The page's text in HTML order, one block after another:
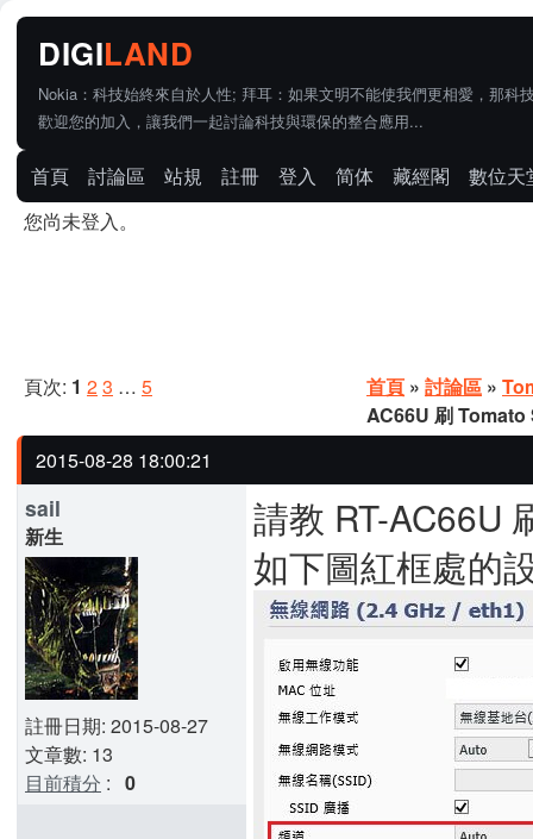
Nokia：科技始終來自於人性; 拜耳：如果文明不能使我們更相愛，那科
歡迎您的加入，讓我們一起討論科技與環保的整合應用...
首頁 討論區 站規 註冊 登入 简体 藏經閣
數位天
您尚未登入。
頁次: 1 23 … 5 首頁 » 討論區 »
AC66U 刷
2015-08-28 18:00:21
sail
新生
註冊日期: 2015-08-27
文章數: 13
目前積分 : 0
請教 RT-AC66U
如下圖紅框處的